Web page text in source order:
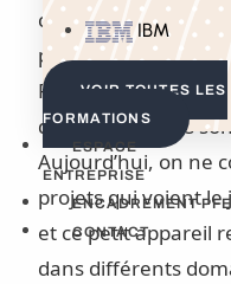
IBM
VOIR TOUTES LES
FORMATIONS
ESPACE
ENTREPRISE
ENCADREMENT PFE
CONTACT
carte est composée
processeur ARM,
RJ45, mais de
d’entrées-sorties
Aujourd’hui, on ne
projets qui voient le
et ce petit appareil
dans différents